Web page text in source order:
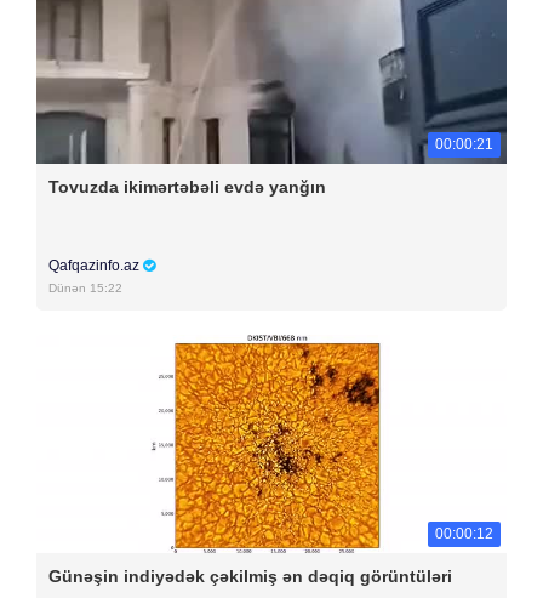
00:00:21
Tovuzda ikimərtəbəli evdə yanğın
Qafqazinfo.az
Dünən 15:22
00:00:12
Günəşin indiyədək çəkilmiş ən dəqiq görüntüləri